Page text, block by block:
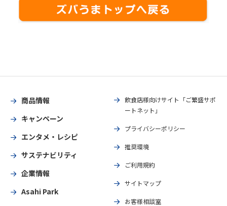
商品情報
キャンペーン
エンタメ・レシピ
サステナビリティ
企業情報
Asahi Park
飲食店様向けサイト「ご繁盛サポ
ートネット」
プライバシーポリシー
推奨環境
ご利用規約
サイトマップ
お客様相談室